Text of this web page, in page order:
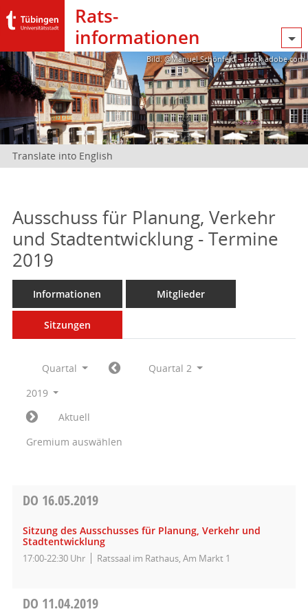
Rats­
informationen
Bild: @Manuel Schönfeld – stock.adobe.com
Translate into English
Ausschuss für Planung, Verkehr
und Stadtentwicklung - Termine
2019
Informationen Mitglieder
Sitzungen
Quartal
Quartal 2
2019
Aktuell
Gremium auswählen
DO 16.05.2019
Sitzung des Ausschusses für Planung, Verkehr und
Stadtentwicklung
17:00-22:30 Uhr Ratssaal im Rathaus, Am Markt 1
DO 11.04.2019